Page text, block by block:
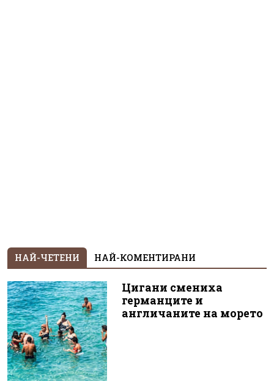
НАЙ-ЧЕТЕНИ НАЙ-КОМЕНТИРАНИ
Цигани смениха
германците и
англичаните на морето